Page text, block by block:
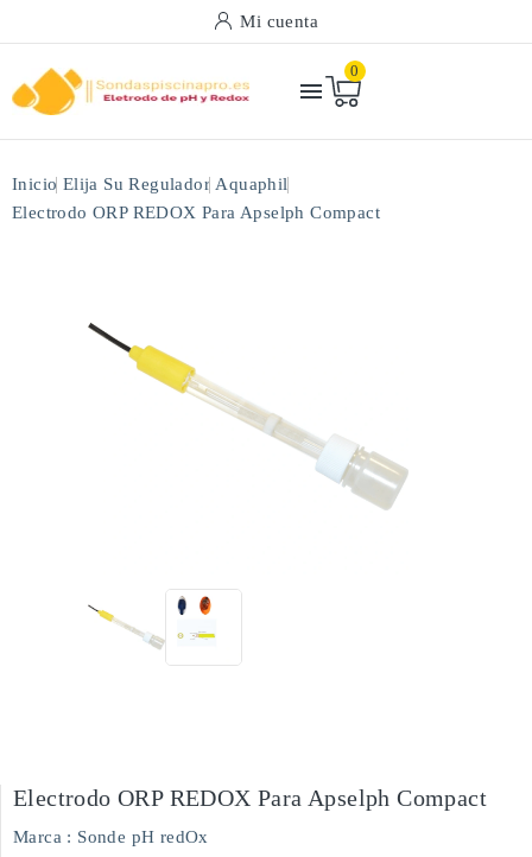
Mi cuenta

0
Inicio Elija Su Regulador Aquaphil
Electrodo ORP REDOX Para Apselph Compact
Electrodo ORP REDOX Para Apselph Compact
Marca : Sonde pH redOx